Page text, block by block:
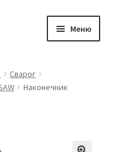
Меню
Сварог
Наконечник